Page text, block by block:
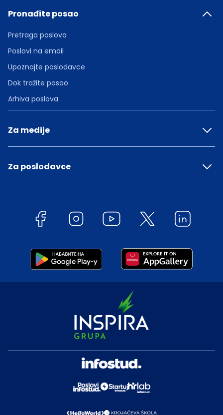
Pronađite posao
Pretraga poslova
Poslovi na email
Upoznajte poslodavce
Dok tražite posao
Arhiva poslova
Za medije
Za poslodavce